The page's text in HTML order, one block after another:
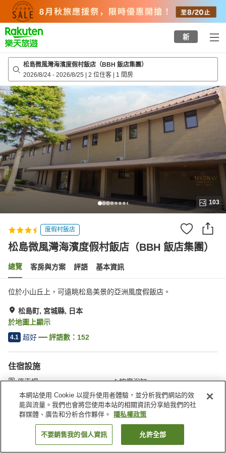
top
page
新
松島微風灣海濱度假村飯店（BBH 飯店集團）
2026/8/24 - 2026/8/25 | 2 位住客 | 1 間房
103
度假村飯店
松島微風灣海濱度假村飯店（BBH 飯店集團）
總覽 客房與方案 評語 基本資訊
位於小山丘上，可遠眺松島美景的亞洲風度假飯店。
松島町, 宮城縣, 日本
於地圖上顯示
4.1 超好 評語數： 152
住宿設施
停車場
按摩浴缸
自動販賣機
會議室
首頁 日本 宮城縣
松島町
松島微風灣海濱度假村飯店（BBH 飯店集團）
找客房
本網站使用 Cookie 以提升使用者體驗，並分析我們網站的效
能與流量。我們也會將您使用本站的相關資訊分享給我們的社
群媒體、廣告和分析合作夥伴。
隱私權政策
不要銷售我的個人資訊 允許全部